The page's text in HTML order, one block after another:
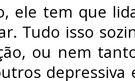
ele tem que
Tudo isso
ou nem